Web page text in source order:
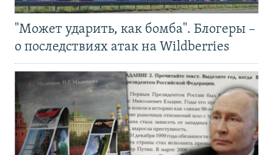
"Может ударить, как бомба". Блогеры –
о последствиях атак на Wildberries